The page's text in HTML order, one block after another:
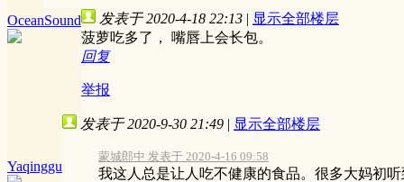
OceanSound 发表于 2020-4-18 22:13 | 显示全部楼层
菠萝吃多了， 嘴唇上会长包。
回复
举报
Yaqinggu
发表于 2020-9-30 21:49 | 显示全部楼层
蒙城郎中 发表于 2020-4-16 09:58
我这人总是让人吃不健康的食品。很多大妈初